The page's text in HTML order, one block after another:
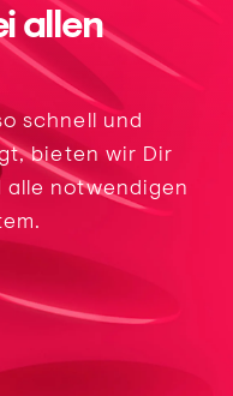
allen
schnell und
bieten wir Dir
notwendigen